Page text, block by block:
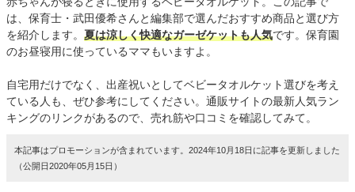
は、保育士・武田優希さんと編集部で選んだおすすめ商品と選び方
を紹介します。 夏は涼しく快適なガーゼケットも人気です。保育園
のお昼寝用に使っているママもいますよ。
自宅用だけでなく、出産祝いとしてベビータオルケット選びを考え
ている人も、ぜひ参考にしてください。通販サイトの最新人気ラン
キングのリンクがあるので、売れ筋や口コミを確認してみて。
本記事はプロモーションが含まれています。2024年10月18日に記事を更新しました
（公開日2020年05月15日）